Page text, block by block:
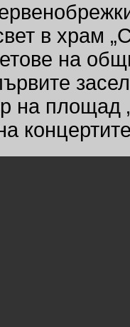
в храм
на
на